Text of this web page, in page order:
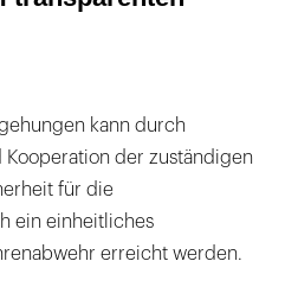
kann durch
der zuständigen
für die
ein einheitliches
erreicht werden.